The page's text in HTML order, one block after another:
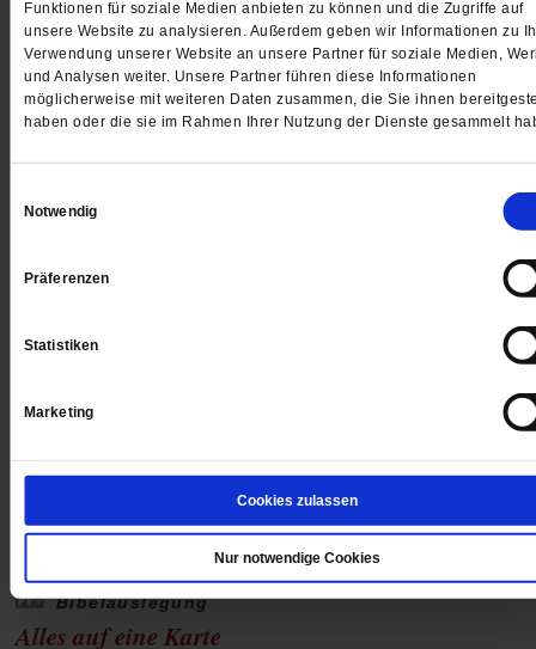
Funktionen für soziale Medien anbieten zu können und die Zugriffe auf
unsere Website zu analysieren. Außerdem geben wir Informationen zu
Verwendung unserer Website an unsere Partner für soziale Medien,
und Analysen weiter. Unsere Partner führen diese Informationen
möglicherweise mit weiteren Daten zusammen, die Sie ihnen
haben oder die sie im Rahmen Ihrer Nutzung der Dienste gesammelt
Notwendig
Präferenzen
Statistiken
Marketing
Cookies zulassen
Nur notwendige Cookies
Kölner Dom
Beten umsonst
verlangt von Touristen künftig eine Eintrittsgebühr. /
Bibelauslegung
Alles auf eine Karte